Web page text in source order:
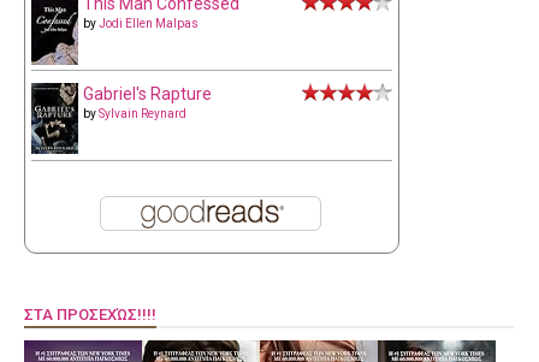
byJodi Ellen Malpas
Gabriel's Rapture
bySylvain Reynard
ΣΤΑ ΠΡΟΣΕΧΏΣ!!!!